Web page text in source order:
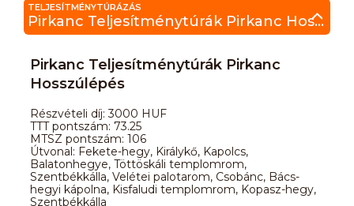
TELJESÍTMÉNYTÚRÁZÁS
Pirkanc Teljesítménytúrák Pirkanc Hosszúlépés
Pirkanc Teljesítménytúrák Pirkanc
Hosszúlépés
Részvételi díj: 3000 HUF
TTT pontszám: 73.25
MTSZ pontszám: 106
Útvonal: Fekete-hegy, Királykő, Kapolcs,
Balatonhegye, Töttöskáli templomrom,
Szentbékkálla, Velétei palotarom, Csobánc, Bács-
hegyi kápolna, Kisfaludi templomrom, Kopasz-hegy,
Szentbékkálla